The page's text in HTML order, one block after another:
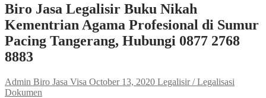
Biro Jasa Legalisir Buku Nikah
Kementrian Agama Profesional di Sumur
Pacing Tangerang, Hubungi 0877 2768
8883
Admin Biro Jasa Visa October 13, 2020 Legalisir / Legalisasi
Dokumen